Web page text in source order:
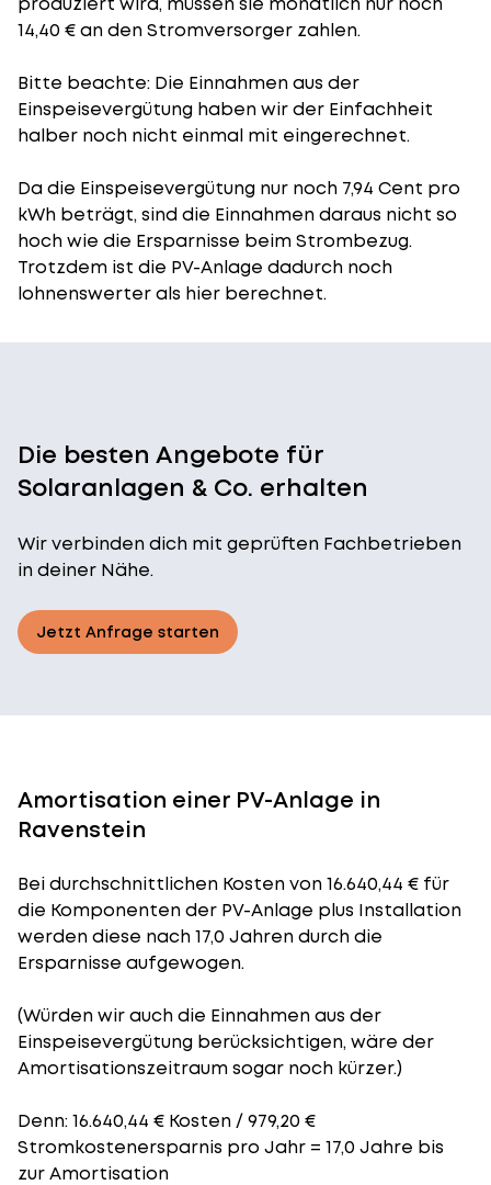
14,40 € an den Stromversorger zahlen.
Bitte beachte: Die Einnahmen aus der
Einspeisevergütung haben wir der Einfachheit
halber noch nicht einmal mit eingerechnet.
Da die Einspeisevergütung nur noch 7,94 Cent pro
kWh beträgt, sind die Einnahmen daraus nicht so
hoch wie die Ersparnisse beim Strombezug.
Trotzdem ist die PV-Anlage dadurch noch
lohnenswerter als hier berechnet.
Die besten Angebote für
Solaranlagen & Co. erhalten
Wir verbinden dich mit geprüften Fachbetrieben
in deiner Nähe.
Jetzt Anfrage starten
Amortisation einer PV-Anlage in
Ravenstein
Bei durchschnittlichen Kostenvon 16.640,44 € für
die Komponenten der PV-Anlage plus Installation
werden diese nach 17,0 Jahren durch die
Ersparnisse aufgewogen.
(Würden wir auch die Einnahmen aus der
Einspeisevergütung berücksichtigen, wäre der
Amortisationszeitraumsogar noch kürzer.)
Denn: 16.640,44 € Kosten / 979,20 €
Stromkostenersparnis pro Jahr = 17,0 Jahre bis
zur Amortisation